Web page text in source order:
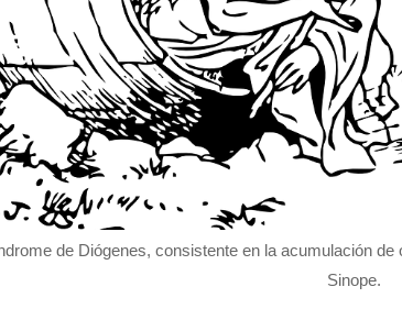
de Diógenes, consistente en la acumulación
Sinope.